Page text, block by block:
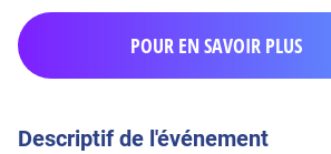
POUR EN SAVOIR PLUS
Descriptif de l'événement